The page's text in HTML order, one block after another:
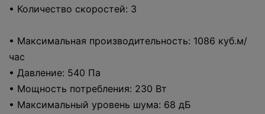
• Количество скоростей: 3
• Максимальная производительность: 1086 куб.м/
час
• Давление: 540 Па
• Мощность потребления: 230 Вт
• Максимальный уровень шума: 68 дБ